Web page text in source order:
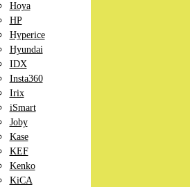
Hoya
HP
Hyperice
Hyundai
IDX
Insta360
Irix
iSmart
Joby
Kase
KEF
Kenko
KiCA